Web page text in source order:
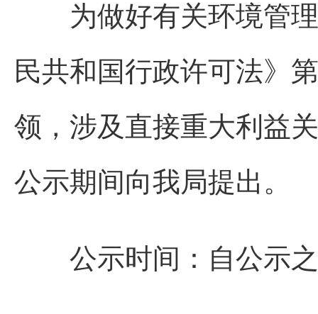
为做好有关环境管理
民共和国行政许可法》
领，涉及直接重大利益
公示期间向我局提出。
公示时间：自公示之